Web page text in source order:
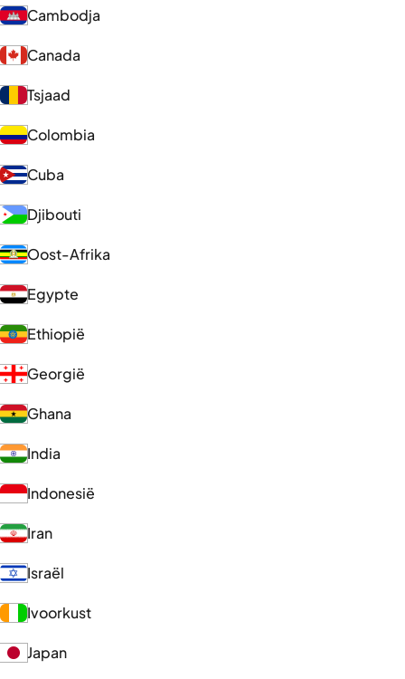
Cambodja
Canada
Tsjaad
Colombia
Cuba
Djibouti
Oost-Afrika
Egypte
Ethiopië
Georgië
Ghana
India
Indonesië
Iran
Israël
Ivoorkust
Japan